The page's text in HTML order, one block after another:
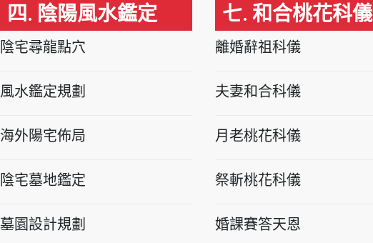
四. 陰陽風水鑑定
陰宅尋龍點穴
風水鑑定規劃
海外陽宅佈局
陰宅墓地鑑定
墓園設計規劃
七. 和合桃花科儀
離婚辭祖科儀
夫妻和合科儀
月老桃花科儀
祭斬桃花科儀
婚課賽答天恩